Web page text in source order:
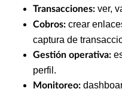
Transacciones: ver,
Cobros: crear
captura de
Gestión operativa:
perfil.
Monitoreo: